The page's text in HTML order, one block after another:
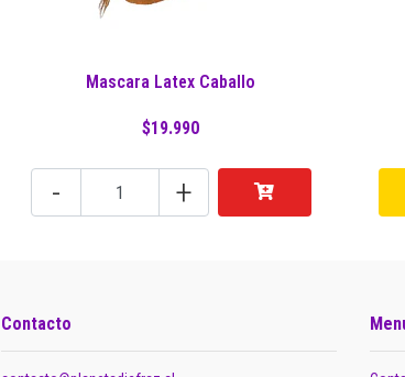
Mascara Latex Caballo
$19.990
- +
Contacto